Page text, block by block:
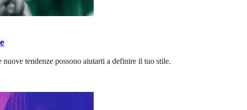
tendenze possono aiutarti a definire il tuo stile.